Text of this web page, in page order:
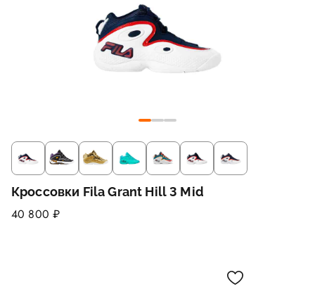
Кроссовки Fila Grant Hill 3 Mid
40 800 ₽